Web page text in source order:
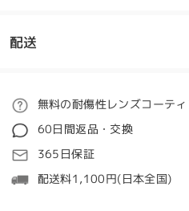
フレームについてご質問がある
質
配送
ご注文
処理時間
5-7営業日
詳細
無料の耐傷性レンズコーテ
60日間返品・交換
365日保証
配送料1,100円(日本全国)